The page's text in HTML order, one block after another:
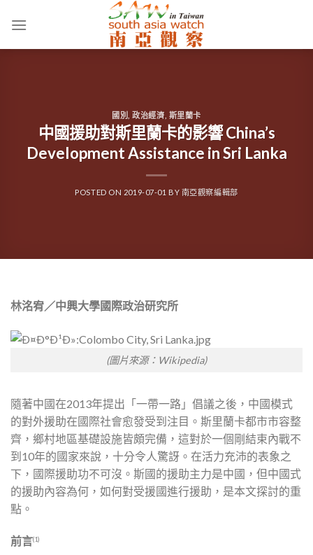
國別 ,政治經濟 斯里蘭卡
中國援助對斯里蘭卡的影響 China’s
Development Assistance in Sri Lanka
POSTED ON 2019-07-01 BY 南亞觀察編輯部
林洺宥／中興大學國際政治研究所
(圖片來源：Wikipedia)
隨著中國在2013年提出「一帶一路」倡議之後，中國模式
的對外援助在國際社會愈發受到注目。斯里蘭卡都市市容整
齊，鄉村地區基礎設施皆頗完備，這對於一個剛結束內戰不
到10年的國家來說，十分令人驚訝。在活力充沛的表象之
下，國際援助功不可沒。斯國的援助主力是中國，但中國式
的援助內容為何，如何對受援國進行援助，是本文探討的重
點。
前言(1)